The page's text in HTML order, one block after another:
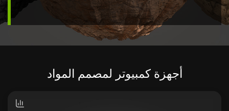
أجهزة كمبيوتر لمصمم المواد